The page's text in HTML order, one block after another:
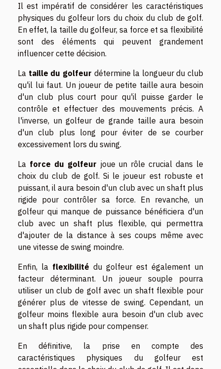
Il est impératif de considérer les caractéristiques
physiques du golfeur lors du choix du club de golf.
En effet, la taille du golfeur, sa force et sa flexibilité
sont des éléments qui peuvent grandement
influencer cette décision.
La taille du golfeur détermine la longueur du club
qu'il lui faut. Un joueur de petite taille aura besoin
d'un club plus court pour qu'il puisse garder le
contrôle et effectuer des mouvements précis. A
l'inverse, un golfeur de grande taille aura besoin
d'un club plus long pour éviter de se courber
excessivement lors du swing.
La force du golfeur joue un rôle crucial dans le
choix du club de golf. Si le joueur est robuste et
puissant, il aura besoin d'un club avec un shaft plus
rigide pour contrôler sa force. En revanche, un
golfeur qui manque de puissance bénéficiera d'un
club avec un shaft plus flexible, qui permettra
d'ajouter de la distance à ses coups même avec
une vitesse de swing moindre.
Enfin, la flexibilité du golfeur est également un
facteur déterminant. Un joueur souple pourra
utiliser un club de golf avec un shaft flexible pour
générer plus de vitesse de swing. Cependant, un
golfeur moins flexible aura besoin d'un club avec
un shaft plus rigide pour compenser.
En définitive, la prise en compte des
caractéristiques physiques du golfeur est